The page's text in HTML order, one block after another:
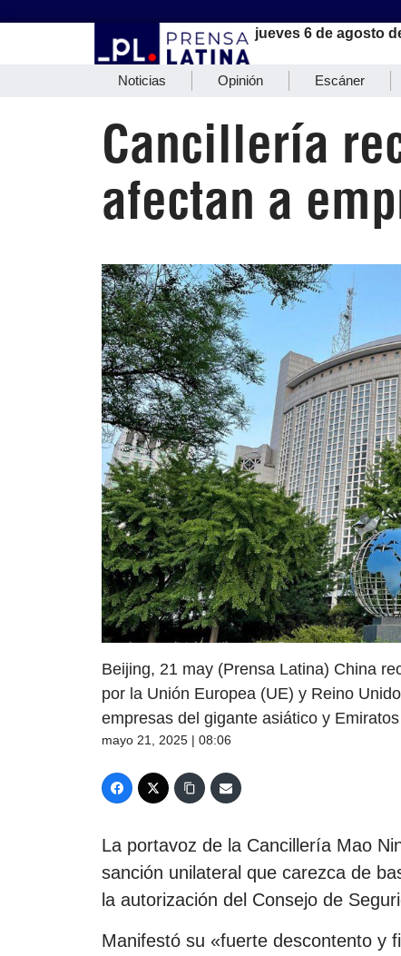
jueves 6 de agosto
Noticias Opinión Escáner
Cancillería
afectan a
Beijing, 21 may (Prensa Latina) China
por la Unión Europea (UE) y Reino
empresas del gigante asiático y
mayo 21, 2025 | 08:06
La portavoz de la Cancillería Mao
sanción unilateral que carezca de
la autorización del Consejo de
Manifestó su «fuerte descontento y